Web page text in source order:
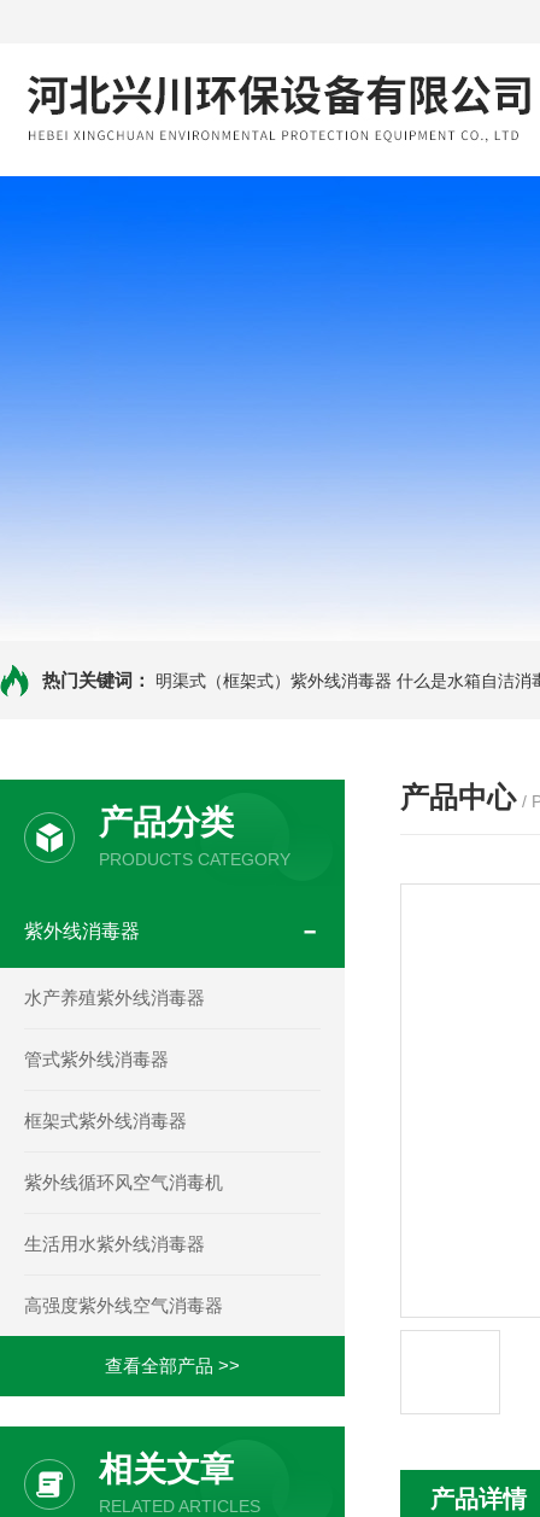
热门关键词： 明渠式（框架式）紫外线消毒器 什么是水箱自洁消
产品分类
PRODUCTS CATEGORY
紫外线消毒器
水产养殖紫外线消毒器
管式紫外线消毒器
框架式紫外线消毒器
紫外线循环风空气消毒机
生活用水紫外线消毒器
高强度紫外线空气消毒器
查看全部产品 >>
相关文章
RELATED ARTICLES
产品中心 /
产品详情